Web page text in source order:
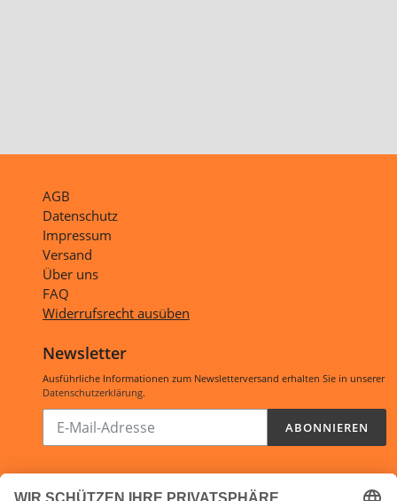
AGB
Datenschutz
Impressum
Versand
Über uns
FAQ
Widerrufsrecht ausüben
Newsletter
Ausführliche Informationen zum Newsletterversand erhalten Sie in unserer
Datenschutzerklärung.
Abonnieren
unsere
ABONNIEREN
Öffnungszeiten: